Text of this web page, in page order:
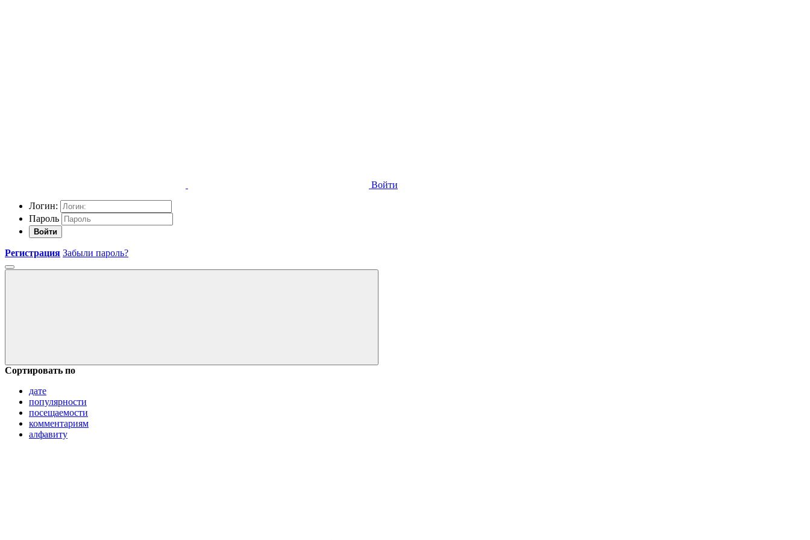
Войти
Логин:
Пароль
Войти
Регистрация Забыли пароль?
Сортировать по
дате
популярности
посещаемости
комментариям
алфавиту